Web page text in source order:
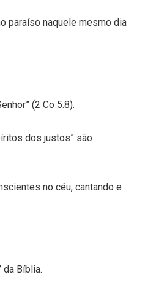
paraíso naquele mesmo dia
(2 Co 5.8).
dos justos” são
no céu, cantando e
da Bíblia.